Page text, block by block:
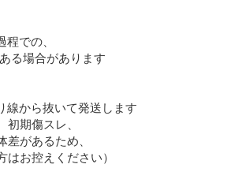
での、
る場合があります
から抜いて発送します
初期傷スレ、
があるため、
お控えください）